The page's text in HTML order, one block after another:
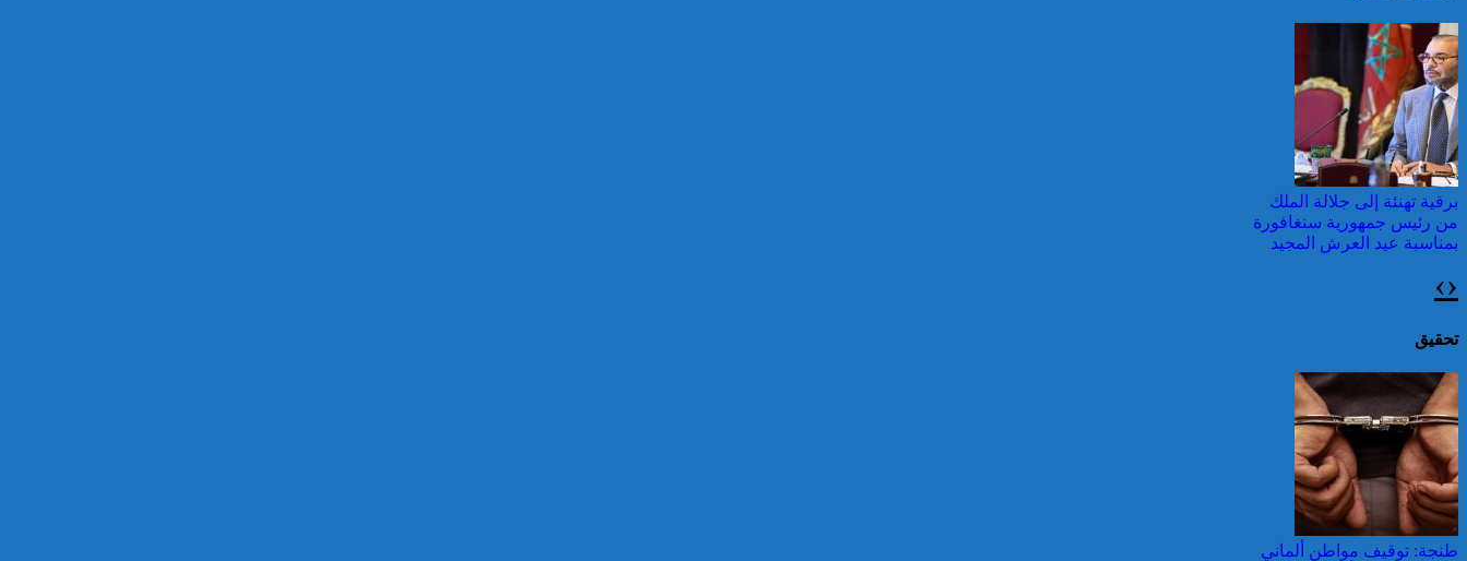
الصين تصدر إنذارين
لمواجهة العواصف المطيرة
وطقس شديد الحمل
الحراري
مكافحة حريق في شمال
قرابة ألف حريق في غابات
كندا وسحب الدخان تصل
برقية تهنئة إلى جلالة الملك
من رئيس جمهورية سنغافورة
بمناسبة عيد العرش المجيد
برقية تهنئة إلى جلالة الملك
من رئيس ليبيريا بمناسبة عيد
العرش المجيد
‹
›
تحقيق
طنجة: توقيف مواطن ألماني